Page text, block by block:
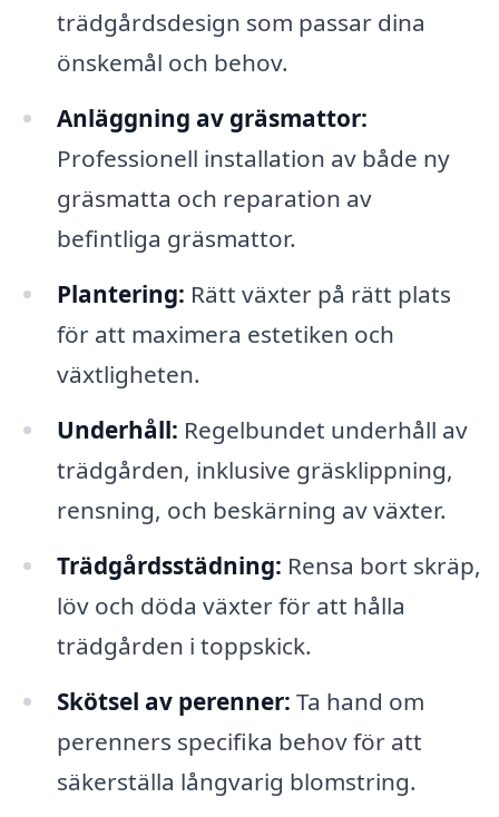
trädgårdsdesign som passar dina
önskemål och behov.
Anläggning av gräsmattor:
Professionell installation av både ny
gräsmatta och reparation av
befintliga gräsmattor.
Plantering: Rätt växter på rätt plats
för att maximera estetiken och
växtligheten.
Underhåll: Regelbundet underhåll av
trädgården, inklusive gräsklippning,
rensning, och beskärning av växter.
Trädgårdsstädning: Rensa bort skräp,
löv och döda växter för att hålla
trädgården i toppskick.
Skötsel av perenner: Ta hand om
perenners specifika behov för att
säkerställa långvarig blomstring.